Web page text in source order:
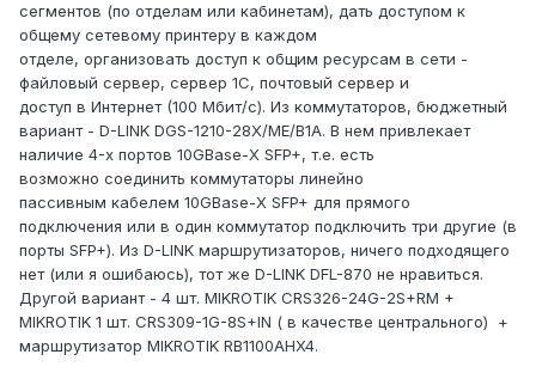
сегментов (по отделам или кабинетам), дать доступом к
общему сетевому принтеру в каждом
отделе, организовать доступ к общим ресурсам в сети -
файловый сервер, сервер 1С, почтовый сервер и
доступ в Интернет (100 Мбит/с). Из коммутаторов, бюджетный
вариант - D-LINK DGS-1210-28X/ME/B1A. В нем привлекает
наличие 4-х портов 10GBase-X SFP+, т.е. есть
возможно соединить коммутаторы линейно
пассивным кабелем 10GBase-X SFP+ для прямого
подключения или в один коммутатор подключить три другие (в
порты SFP+). Из D-LINK маршрутизаторов, ничего подходящего
нет (или я ошибаюсь), тот же D-LINK DFL-870 не нравиться.
Другой вариант - 4 шт. MIKROTIK CRS326-24G-2S+RM +
MIKROTIK 1 шт. CRS309-1G-8S+IN ( в качестве центрального) +
маршрутизатор MIKROTIK RB1100AHX4.